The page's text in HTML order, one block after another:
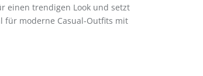
einen trendigen Look und setzt
für moderne Casual-Outfits mit